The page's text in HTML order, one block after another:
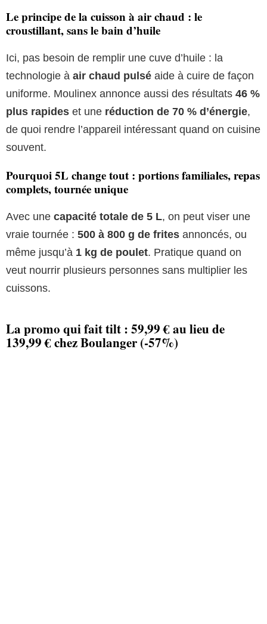
Le principe de la cuisson à air chaud : le
croustillant, sans le bain d’huile
Ici, pas besoin de remplir une cuve d’huile : la
technologie à air chaud pulsé aide à cuire de façon
uniforme. Moulinex annonce aussi des résultats 46 %
plus rapides et une réduction de 70 % d’énergie,
de quoi rendre l’appareil intéressant quand on cuisine
souvent.
Pourquoi 5L change tout : portions familiales, repas
complets, tournée unique
Avec une capacité totale de 5 L, on peut viser une
vraie tournée : 500 à 800 g de frites annoncés, ou
même jusqu’à 1 kg de poulet. Pratique quand on
veut nourrir plusieurs personnes sans multiplier les
cuissons.
La promo qui fait tilt : 59,99 € au lieu de
139,99 € chez Boulanger (-57%)